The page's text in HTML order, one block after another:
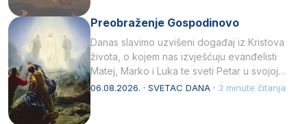
Preobraženje Gospodinovo
Danas slavimo uzvišeni događaj iz Kristova
života, o kojem nas izvješćuju evanđelisti
Matej, Marko i Luka te sveti Petar u svojoj
drugoj…
06.08.2026. · SVETAC DANA · 3 minute čitanja